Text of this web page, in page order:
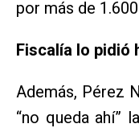
por más de
Fiscalía lo pidió
Además, Pérez
“no queda ahí”